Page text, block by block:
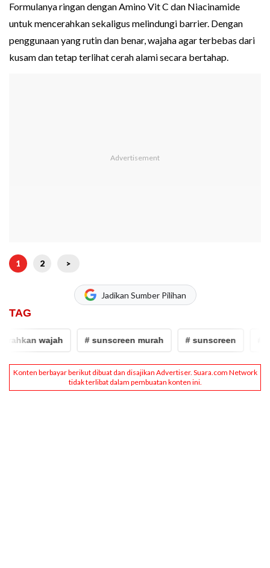
Formulanya ringan dengan Amino Vit C dan Niacinamide
untuk mencerahkan sekaligus melindungi barrier. Dengan
penggunaan yang rutin dan benar, wajaha agar terbebas dari
kusam dan tetap terlihat cerah alami secara bertahap.
1 2 >
Jadikan Sumber Pilihan
TAG
wajah # sunscreen murah # sunscreen